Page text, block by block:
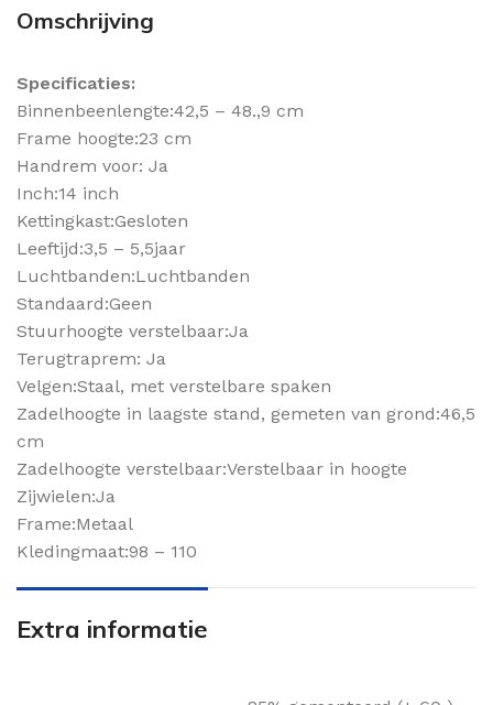
Omschrijving
Specificaties:
Binnenbeenlengte:42,5 – 48.,9 cm
Frame hoogte:23 cm
Handrem voor: Ja
Inch:14 inch
Kettingkast:Gesloten
Leeftijd:3,5 – 5,5jaar
Luchtbanden:Luchtbanden
Standaard:Geen
Stuurhoogte verstelbaar:Ja
Terugtraprem: Ja
Velgen:Staal, met verstelbare spaken
Zadelhoogte in laagste stand, gemeten van grond:46,5
cm
Zadelhoogte verstelbaar:Verstelbaar in hoogte
Zijwielen:Ja
Frame:Metaal
Kledingmaat:98 – 110
Extra informatie